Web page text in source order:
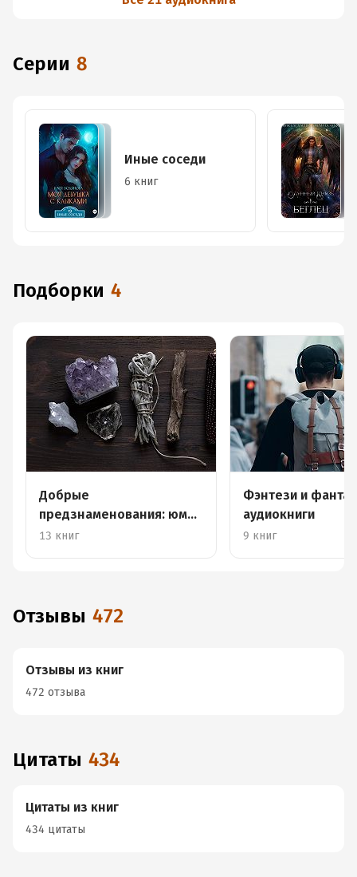
Серии 8
Иные соседи
6 книг
Подборки 4
Добрые
предзнаменования: юмор
в фэнтези
13 книг
Фэнтези и
аудиокниги
9 книг
Отзывы 472
Отзывы из книг
472 отзыва
Цитаты 434
Цитаты из книг
434 цитаты